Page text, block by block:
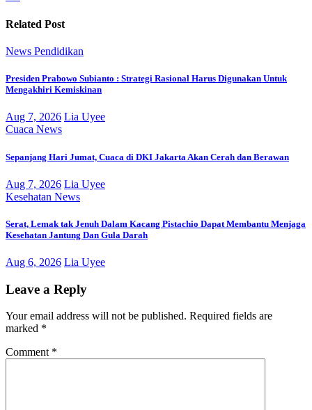
Related Post
News Pendidikan
Presiden Prabowo Subianto : Strategi Rasional Harus Digunakan Untuk
Mengakhiri Kemiskinan
Aug 7, 2026 Lia Uyee
Cuaca News
Sepanjang Hari Jumat, Cuaca di DKI Jakarta Akan Cerah dan Berawan
Aug 7, 2026 Lia Uyee
Kesehatan News
Serat, Lemak tak Jenuh Dalam Kacang Pistachio Dapat Membantu Menjaga
Kesehatan Jantung Dan Gula Darah
Aug 6, 2026 Lia Uyee
Leave a Reply
Your email address will not be published. Required fields are
marked *
Comment *